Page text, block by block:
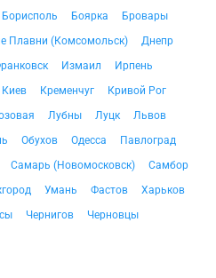
Борисполь Боярка
Бровары
Плавни (Комсомольск)
Днепр
Измаил
Ирпень
Киев Кременчуг
Кривой Рог
Лубны Луцк
Львов
Обухов Одесса
Павлоград
Самарь (Новомосковск)
Самбор
Умань Фастов
Харьков
Чернигов
Черновцы